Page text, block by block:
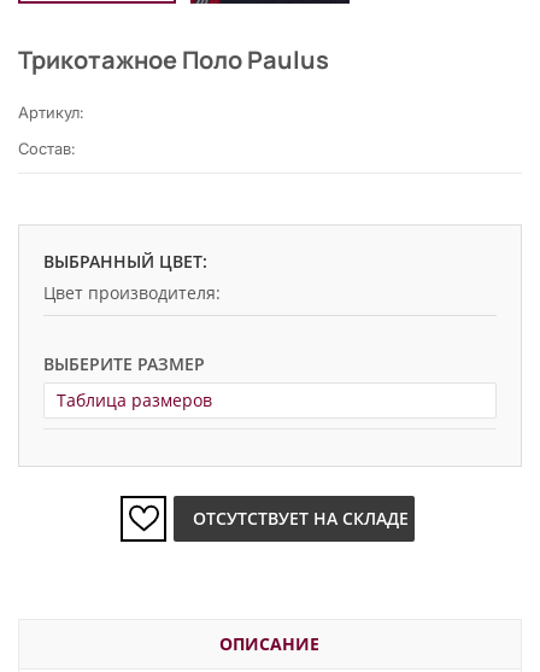
Трикотажное Поло Paulus
Артикул:
Состав:
ВЫБРАННЫЙ ЦВЕТ:
Цвет производителя:
ВЫБЕРИТЕ РАЗМЕР
Таблица размеров
ОТСУТСТВУЕТ НА СКЛАДЕ
ОПИСАНИЕ